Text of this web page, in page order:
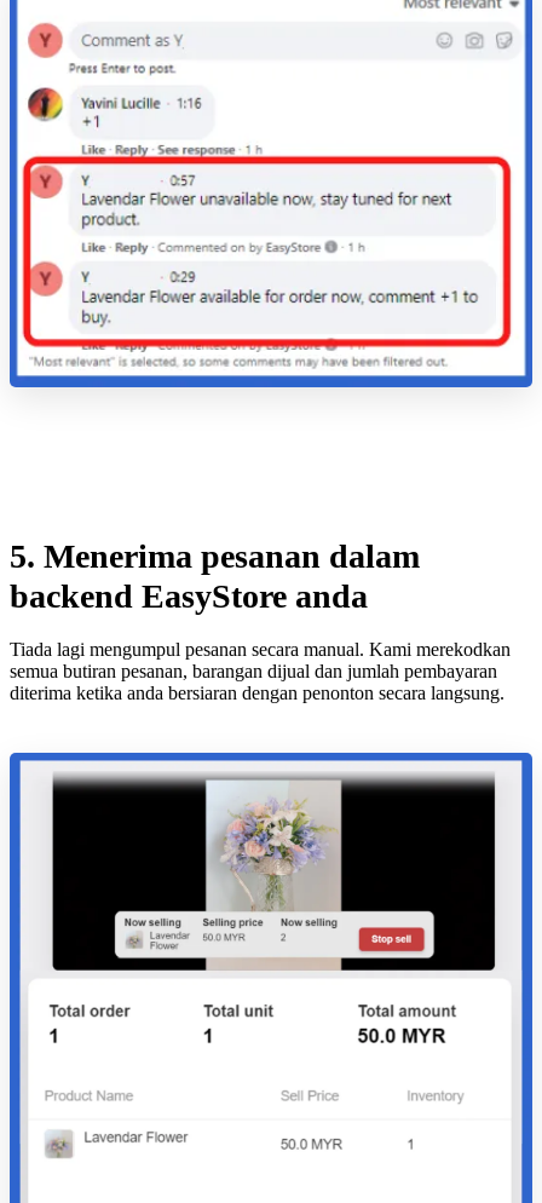
5. Menerima pesanan dalam
backend EasyStore anda
Tiada lagi mengumpul pesanan secara manual. Kami merekodkan
semua butiran pesanan, barangan dijual dan jumlah pembayaran
diterima ketika anda bersiaran dengan penonton secara langsung.